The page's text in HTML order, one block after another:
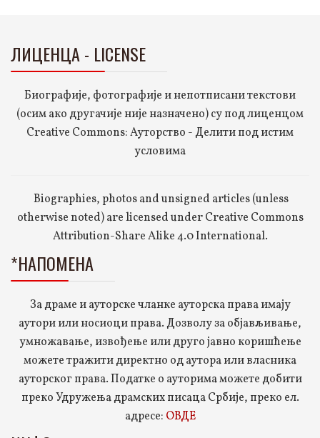
ЛИЦЕНЦА - LICENSE
Биографије, фотографије и непотписани текстови
(осим ако другачије није назначено) су под лиценцом
Creative Commons: Ауторство - Делити под истим
условима
Biographies, photos and unsigned articles (unless
otherwise noted) are licensed under Creative Commons
Attribution-Share Alike 4.0 International.
*НАПОМЕНА
За драме и ауторске чланке ауторска права имају
аутори или носиоци права. Дозволу за објављивање,
умножавање, извођење или друго јавно коришћење
можете тражити директно од аутора или власника
ауторског права. Податке о ауторима можете добити
преко Удружења драмских писаца Србије, преко ел.
адресе: ОВДЕ